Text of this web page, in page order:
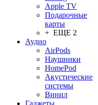
Apple TV
Подарочные
карты
+ ЕЩЕ 2
Аудио
AirPods
Наушники
HomePod
Акустические
системы
Винил
Гаджеты